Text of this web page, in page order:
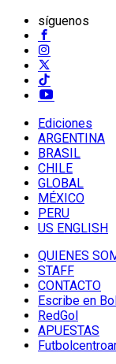
síguenos
Ediciones
ARGENTINA
BRASIL
CHILE
GLOBAL
MÉXICO
PERU
US ENGLISH
QUIENES
STAFF
CONTACTO
Escribe en
RedGol
APUESTAS